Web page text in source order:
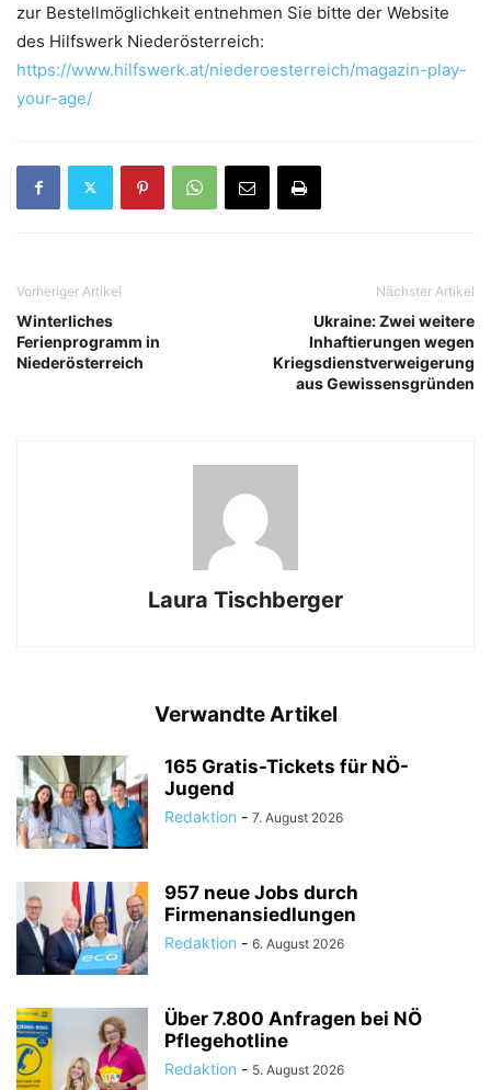
zur Bestellmöglichkeit entnehmen Sie bitte der Website
des Hilfswerk Niederösterreich:
https://www.hilfswerk.at/niederoesterreich/magazin-play-
your-age/
Vorheriger Artikel
Winterliches
Ferienprogramm in
Niederösterreich
Nächster Artikel
Ukraine: Zwei weitere
Inhaftierungen wegen
Kriegsdienstverweigerung
aus Gewissensgründen
Laura Tischberger
Verwandte Artikel
165 Gratis-Tickets für NÖ-
Jugend
Redaktion - 7. August 2026
957 neue Jobs durch
Firmenansiedlungen
Redaktion - 6. August 2026
Über 7.800 Anfragen bei NÖ
Pflegehotline
Redaktion - 5. August 2026